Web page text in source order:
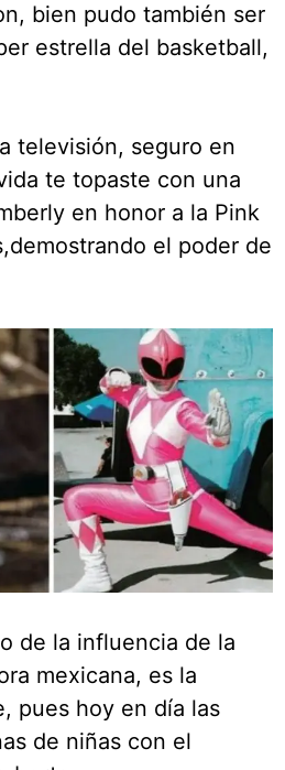
bien pudo también ser
estrella del basketball,
televisión, seguro en
te topaste con una
en honor a la Pink
el poder de
de la influencia de la
mexicana, es la
pues hoy en día las
de niñas con el